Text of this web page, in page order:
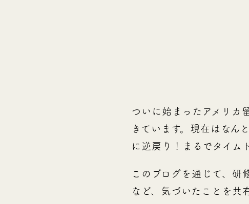
ついに始まったアメリカ
きています。 現在はなん
に逆戻り！まるでタイム
このブログを通じて、研
など、気づいたことを共